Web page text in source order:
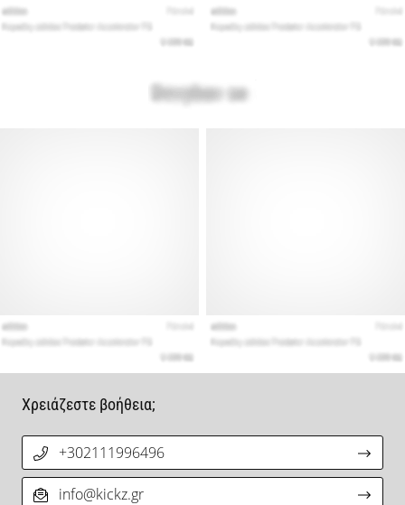
Χρειάζεστε βοήθεια;
+302111996496
info@kickz.gr